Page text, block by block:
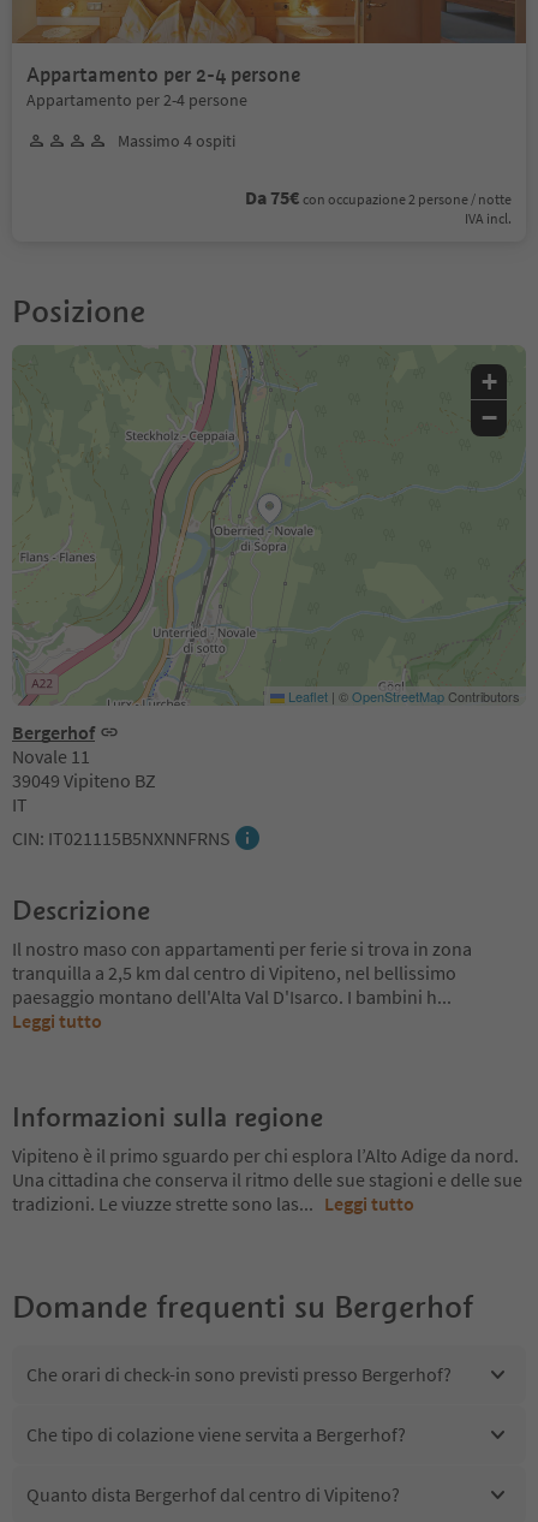
Appartamento per 2-4 persone
Appartamento per 2-4 persone
Massimo 4 ospiti
Da 75€ con occupazione 2 persone / notte
IVA incl.
Posizione
Bergerhof
Novale 11
39049 Vipiteno BZ
IT
CIN: IT021115B5NXNNFRNS
+
−
Leaflet | ©OpenStreetMapContributors
Descrizione
Il nostro maso con appartamenti per ferie si trova in zona
tranquilla a 2,5 km dal centro di Vipiteno, nel bellissimo
paesaggio montano dell'Alta Val D'Isarco. I bambini h...
Leggi tutto
Informazioni sulla regione
Vipiteno è il primo sguardo per chi esplora l’Alto Adige da nord.
Una cittadina che conserva il ritmo delle sue stagioni e delle sue
tradizioni. Le viuzze strette sono las... Leggi tutto
Domande frequenti su Bergerhof
Che orari di check-in sono previsti presso Bergerhof?
Che tipo di colazione viene servita a Bergerhof?
Quanto dista Bergerhof dal centro di Vipiteno?